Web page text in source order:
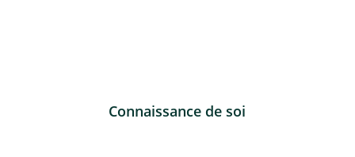
Connaissance de soi